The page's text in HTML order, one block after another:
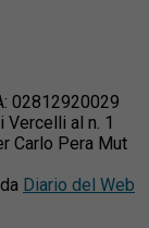
02812920029
Vercelli al n. 1
Carlo Pera Mut
Diario del Web